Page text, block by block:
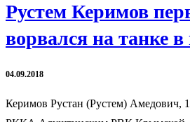
Рустем Керимов
ворвался на танке в
04.09.2018
Керимов Рустан (Рустем) Амедович,